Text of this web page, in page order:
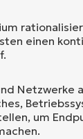
einen
Netzwerke
um